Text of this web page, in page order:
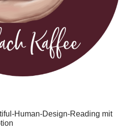
Human-Design-Reading mit